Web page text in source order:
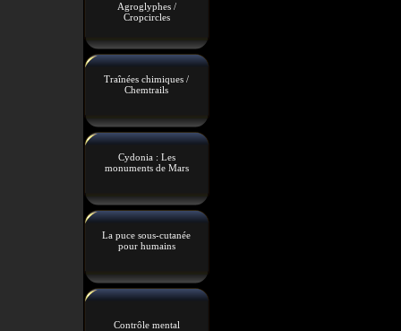
Agroglyphes /
Cropcircles
Traînées chimiques /
Chemtrails
Cydonia : Les
monuments de Mars
La puce sous-cutanée
pour humains
Contrôle mental